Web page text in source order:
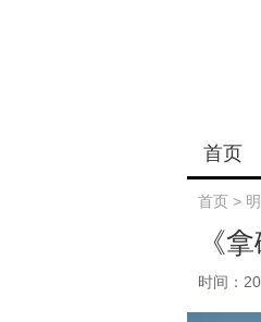
首页
首页 >
《
时间：